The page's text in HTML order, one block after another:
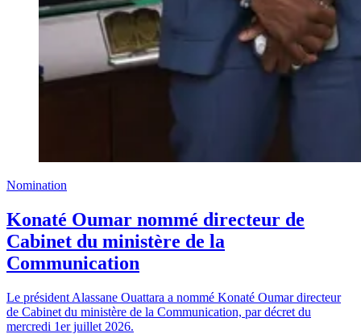
Nomination
Konaté Oumar nommé directeur de
Cabinet du ministère de la
Communication
Le président Alassane Ouattara a nommé Konaté Oumar directeur
de Cabinet du ministère de la Communication, par décret du
mercredi 1er juillet 2026.